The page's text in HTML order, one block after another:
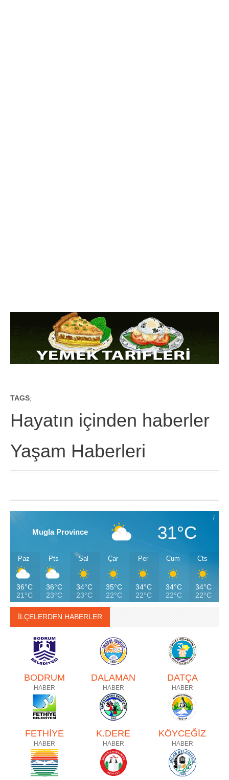
TAGS;
Hayatın içinden haberler
Yaşam Haberleri
Mugla Province 31°C
Paz
36°C
21°C
Pts
36°C
23°C
Sal
34°C
23°C
Çar
35°C
22°C
Per
34°C
22°C
Cum
34°C
22°C
Cts
34°C
22°C
İLÇELERDEN HABERLER
BODRUM
HABER
DALAMAN
HABER
DATÇA
HABER
FETHİYE
HABER
K.DERE
HABER
KÖYCEĞİZ
HABER